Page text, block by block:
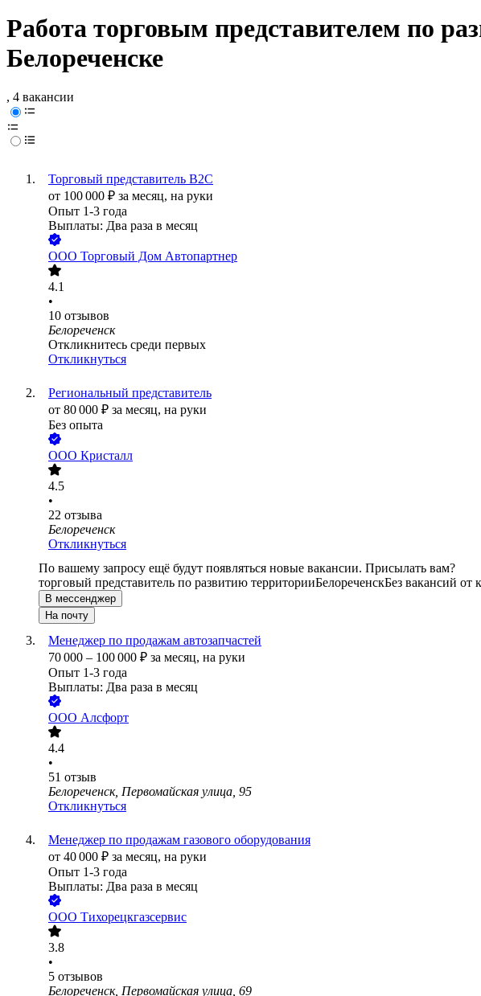
Работа торговым представителем по
Белореченске
, 4 вакансии
Торговый представитель В2С
от 100 000 ₽ за месяц, на руки
Опыт 1-3 года
Выплаты: Два раза в месяц
ООО Торговый Дом Автопартнер
4.1
•
10 отзывов
Белореченск
Откликнитесь среди первых
Откликнуться
Региональный представитель
от 80 000 ₽ за месяц, на руки
Без опыта
ООО Кристалл
4.5
•
22 отзыва
Белореченск
Откликнуться
По вашему запросу ещё будут появляться новые вакансии. Присылать вам?
торговый представитель по развитию территорииБелореченскБез вакансий от
В мессенджер
На почту
Менеджер по продажам автозапчастей
70 000 – 100 000 ₽ за месяц, на руки
Опыт 1-3 года
Выплаты: Два раза в месяц
ООО Алсфорт
4.4
•
51 отзыв
Белореченск, Первомайская улица, 95
Откликнуться
Менеджер по продажам газового оборудования
от 40 000 ₽ за месяц, на руки
Опыт 1-3 года
Выплаты: Два раза в месяц
ООО Тихорецкгазсервис
3.8
•
5 отзывов
Белореченск, Первомайская улица, 69